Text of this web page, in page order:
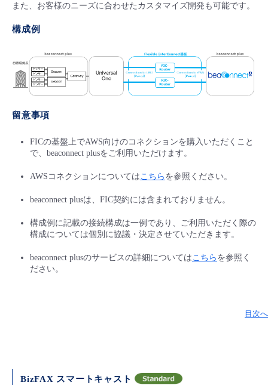
また、お客様のニーズに合わせたカスタマイズ開発も可能です。
構成例
留意事項
FICの基盤上でAWS向けのコネクションを購入いただくこと
で、beaconnect plusをご利用いただけます。
AWSコネクションについては こちら を参照ください。
beaconnect plusは、FIC契約には含まれておりません。
構成例に記載の接続構成は一例であり、ご利用いただく際の
構成については個別に協議・決定させていただきます。
beaconnect plusのサービスの詳細については こちら を参照く
ださい。
目次へ
BizFAX スマートキャスト